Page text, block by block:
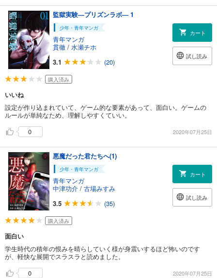
監獄実験―プリズンラボ― 1
少年・青年マンガ
青年マンガ
貫徹 / 水瀬チホ
3.1
(20)
カート
試し読み
購入済み
いいね
設定が作り込まれていて、ゲーム的な要素があって、面白い。ゲームの
ルールが単純なため、理解しやすくていい。
0
2020年07月25日
悪魔だった君たちへ(1)
少年・青年マンガ
青年マンガ
中津功介 / 古場みすみ
3.5
(35)
カート
試し読み
購入済み
面白い
学生時代の積年の恨みを晴らしていく様が身震いするほど怖いのです
が、軽快な展開でスラスラと読めました。
0
2020年07月25日